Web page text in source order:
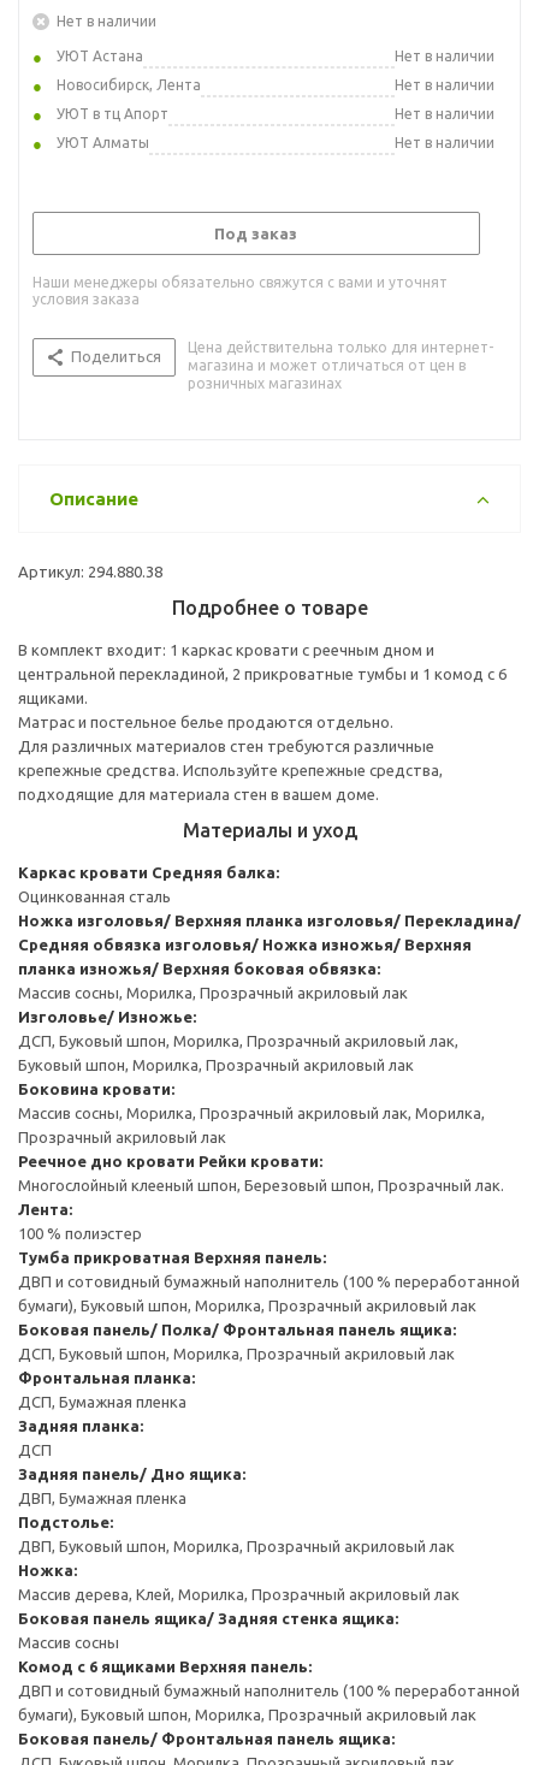
Нет в наличии
УЮТ Астана
Нет в наличии
Новосибирск, Лента
Нет в наличии
УЮТ в тц Апорт
Нет в наличии
УЮТ Алматы
Нет в наличии
Под заказ
Наши менеджеры обязательно свяжутся с вами и уточнят
условия заказа
Поделиться
Цена действительна только для интернет-
магазина и может отличаться от цен в
розничных магазинах
Описание
Артикул: 294.880.38
Подробнее о товаре
В комплект входит: 1 каркас кровати с реечным дном и
центральной перекладиной, 2 прикроватные тумбы и 1 комод с 6
ящиками.
Матрас и постельное белье продаются отдельно.
Для различных материалов стен требуются различные
крепежные средства. Используйте крепежные средства,
подходящие для материала стен в вашем доме.
Материалы и уход
Каркас кровати Средняя балка:
Оцинкованная сталь
Ножка изголовья/ Верхняя планка изголовья/ Перекладина/
Средняя обвязка изголовья/ Ножка изножья/ Верхняя
планка изножья/ Верхняя боковая обвязка:
Массив сосны, Морилка, Прозрачный акриловый лак
Изголовье/ Изножье:
ДСП, Буковый шпон, Морилка, Прозрачный акриловый лак,
Буковый шпон, Морилка, Прозрачный акриловый лак
Боковина кровати:
Массив сосны, Морилка, Прозрачный акриловый лак, Морилка,
Прозрачный акриловый лак
Реечное дно кровати Рейки кровати:
Многослойный клееный шпон, Березовый шпон, Прозрачный лак.
Лента:
100 % полиэстер
Тумба прикроватная Верхняя панель:
ДВП и сотовидный бумажный наполнитель (100 % переработанной
бумаги), Буковый шпон, Морилка, Прозрачный акриловый лак
Боковая панель/ Полка/ Фронтальная панель ящика:
ДСП, Буковый шпон, Морилка, Прозрачный акриловый лак
Фронтальная планка:
ДСП, Бумажная пленка
Задняя планка:
ДСП
Задняя панель/ Дно ящика:
ДВП, Бумажная пленка
Подстолье:
ДВП, Буковый шпон, Морилка, Прозрачный акриловый лак
Ножка:
Массив дерева, Клей, Морилка, Прозрачный акриловый лак
Боковая панель ящика/ Задняя стенка ящика:
Массив сосны
Комод с 6 ящиками Верхняя панель:
ДВП и сотовидный бумажный наполнитель (100 % переработанной
бумаги), Буковый шпон, Морилка, Прозрачный акриловый лак
Боковая панель/ Фронтальная панель ящика: